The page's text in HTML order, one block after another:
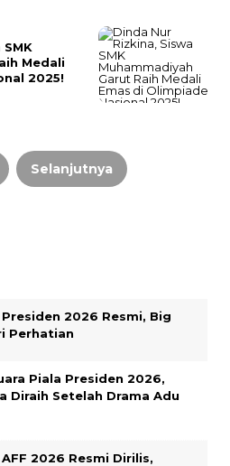
Medali
2025!
Selanjutnya
2026 Resmi, Big
Perhatian
Piala Presiden 2026,
Diraih Setelah Drama Adu
2026 Resmi Dirilis,